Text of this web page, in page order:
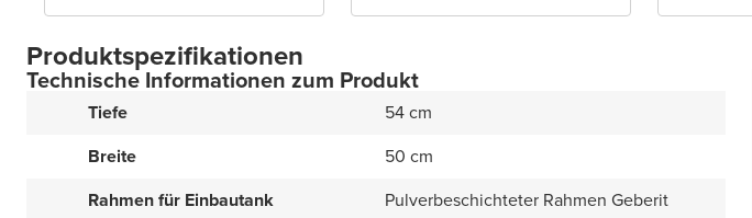
Produktspezifikationen
Technische Informationen zum Produkt
Tiefe
54 cm
Breite
50 cm
Rahmen für Einbautank
Pulverbeschichteter Rahmen Geberit